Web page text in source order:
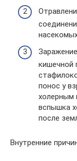
кишечной
понос у
холерным
вспышка
после
Внутренние